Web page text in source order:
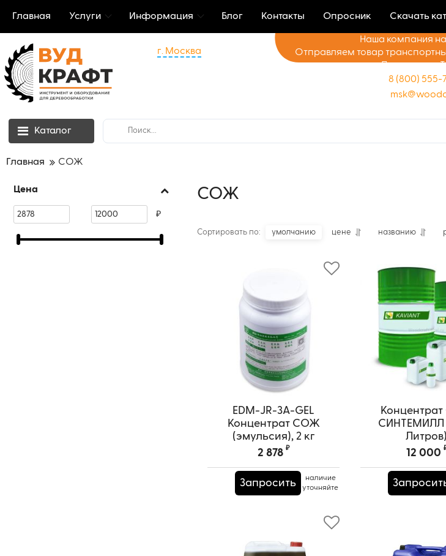
Главная Услуги Информация Блог Контакты Опросник Скачать
г. Москва
Наша компания
Отправляем товар
Доставка до
8 (800) 555-
Каталог
Главная СОЖ
Цена
₽
СОЖ
Сортировать по: умолчанию цене названию
EDM-JR-3A-GEL
Концентрат СОЖ
(эмульсия), 2 кг
Артикул:EDM-JR-3A-GEL
2 878 ₽
Запросить
наличие
уточняйте
СИНТЕМИЛЛ
Литров)
12 000